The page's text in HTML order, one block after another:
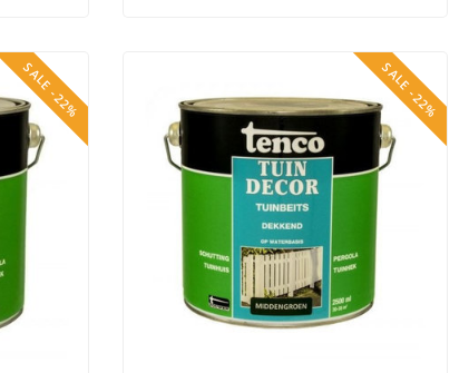
SALE -22% SALE -22%